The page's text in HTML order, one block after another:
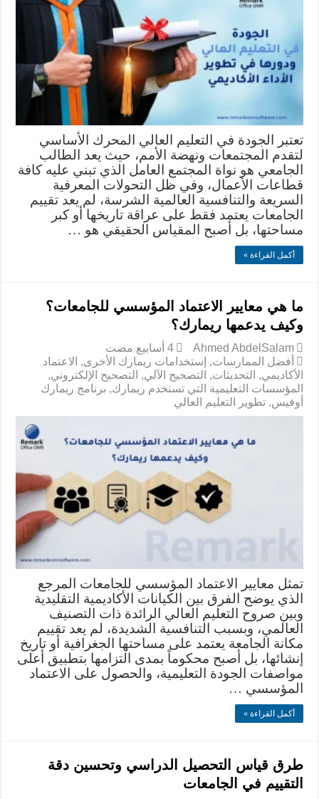
تعتبر الجودة في التعليم العالي المحرك الأساسي
لتقدم المجتمعات ونهضة الأمم، حيث يعد الطالب
الجامعي هو نواة المجتمع العامل الذي تبني عليه كافة
قطاعات الأعمال، وفي ظل التحولات المعرفية
السريعة والتنافسية العالمية الشرسة، لم يعد تقييم
الجامعات يعتمد فقط على عراقة تاريخها أو كبر
مساحتها، بل أصبح المقياس الحقيقي هو …
أكمل القراءة »
ما هي معايير الاعتماد المؤسسي للجامعات؟
وكيف يدعمها ريمارك؟
Ahmed AbdelSalam
‏4 أسابيع مضت
أفضل الممارسات, إستخدامات ريمارك الأخرى, الاعتماد
الأكاديمي, التحديثات, التصحيح الآلي, التصحيح الإلكتروني,
المؤسسات التعليمية التي تستخدم ريمارك, برنامج ريمارك
أوفيس,تطوير التعليم العالي
تمثل معايير الاعتماد المؤسسي للجامعات المرجع
الذي يوضح الفرق بين الكيانات الأكاديمية التقليدية
وبين صروح التعليم العالي الرائدة ذات التصنيف
العالمي، وبسبب التنافسية الشديدة، لم يعد تقييم
مكانة الجامعة يعتمد على مساحتها الجغرافية أو تاريخ
إنشائها، بل أصبح محكوماً بمدى التزامها بتطبيق أعلى
مواصفات الجودة التعليمية، والحصول على الاعتماد
المؤسسي …
أكمل القراءة »
طرق قياس التحصيل الدراسي وتحسين دقة
التقييم في الجامعات